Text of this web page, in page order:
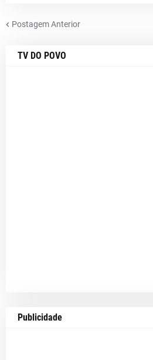
Postagem Anterior
TV DO POVO
Publicidade